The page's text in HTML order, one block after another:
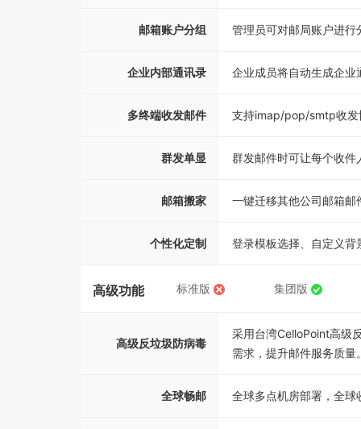
邮箱账户分组 管理员可对邮局账户进
企业内部通讯录 企业成员将自动生成企
多终端收发邮件 支持imap/pop/smtp收发
群发单显 群发邮件时可让每个收
邮箱搬家 一键迁移其他公司邮箱
个性化定制 登录模板选择、自定义
高级功能 标准版 集团版
高级反垃圾防病毒
采用台湾CelloPoint高级
需求，提升邮件服务质量
全球畅邮 全球多点机房部署，全球